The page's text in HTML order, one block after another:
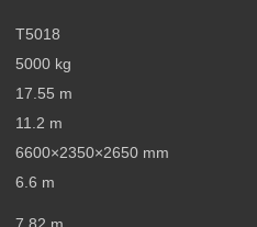
T5018
5000 kg
17.55 m
11.2 m
6600×2350×2650 mm
6.6 m